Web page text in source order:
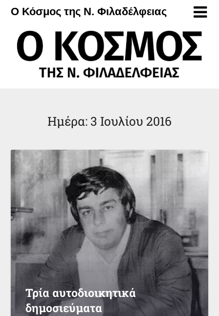
Μετάβαση
περιεχόμενο
Ο Κόσμος της Ν. Φιλαδέλφειας
Ημέρα: 3 Ιουλίου 2016
Τρία αυτοδιοικητικά
δημοσιεύματα